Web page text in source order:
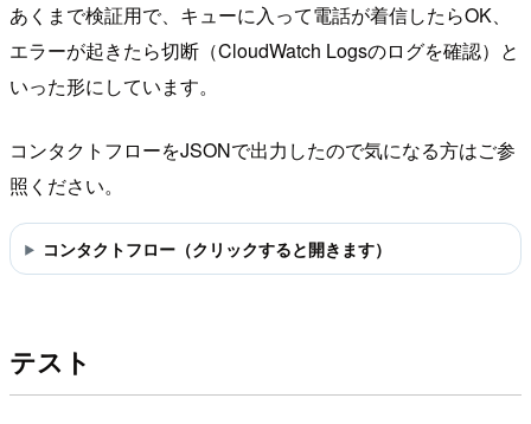
あくまで検証用で、キューに入って電話が着信したらOK、
エラーが起きたら切断（CloudWatch Logsのログを確認）と
いった形にしています。
コンタクトフローをJSONで出力したので気になる方はご参
照ください。
コンタクトフロー（クリックすると開きます）
テスト